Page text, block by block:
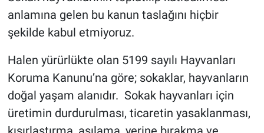
anlamına gelen bu kanun taslağını hiçbir
şekilde kabul etmiyoruz.
Halen yürürlükte olan 5199 sayılı Hayvanları
Koruma Kanunu’na göre; sokaklar, hayvanların
doğal yaşam alanıdır. Sokak hayvanları için
üretimin durdurulması, ticaretin yasaklanması,